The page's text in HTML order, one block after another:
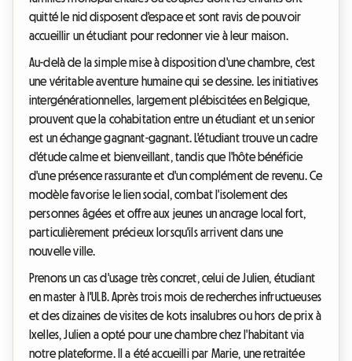
quitté le nid disposent d'espace et sont ravis de pouvoir
accueillir un étudiant pour redonner vie à leur maison.
Au-delà de la simple mise à disposition d'une chambre, c'est
une véritable aventure humaine qui se dessine. Les initiatives
intergénérationnelles, largement plébiscitées en Belgique,
prouvent que la cohabitation entre un étudiant et un senior
est un échange gagnant-gagnant. L'étudiant trouve un cadre
d'étude calme et bienveillant, tandis que l'hôte bénéficie
d'une présence rassurante et d'un complément de revenu. Ce
modèle favorise le lien social, combat l'isolement des
personnes âgées et offre aux jeunes un ancrage local fort,
particulièrement précieux lorsqu'ils arrivent dans une
nouvelle ville.
Prenons un cas d'usage très concret, celui de Julien, étudiant
en master à l'ULB. Après trois mois de recherches infructueuses
et des dizaines de visites de kots insalubres ou hors de prix à
Ixelles, Julien a opté pour une chambre chez l'habitant via
notre plateforme. Il a été accueilli par Marie, une retraitée